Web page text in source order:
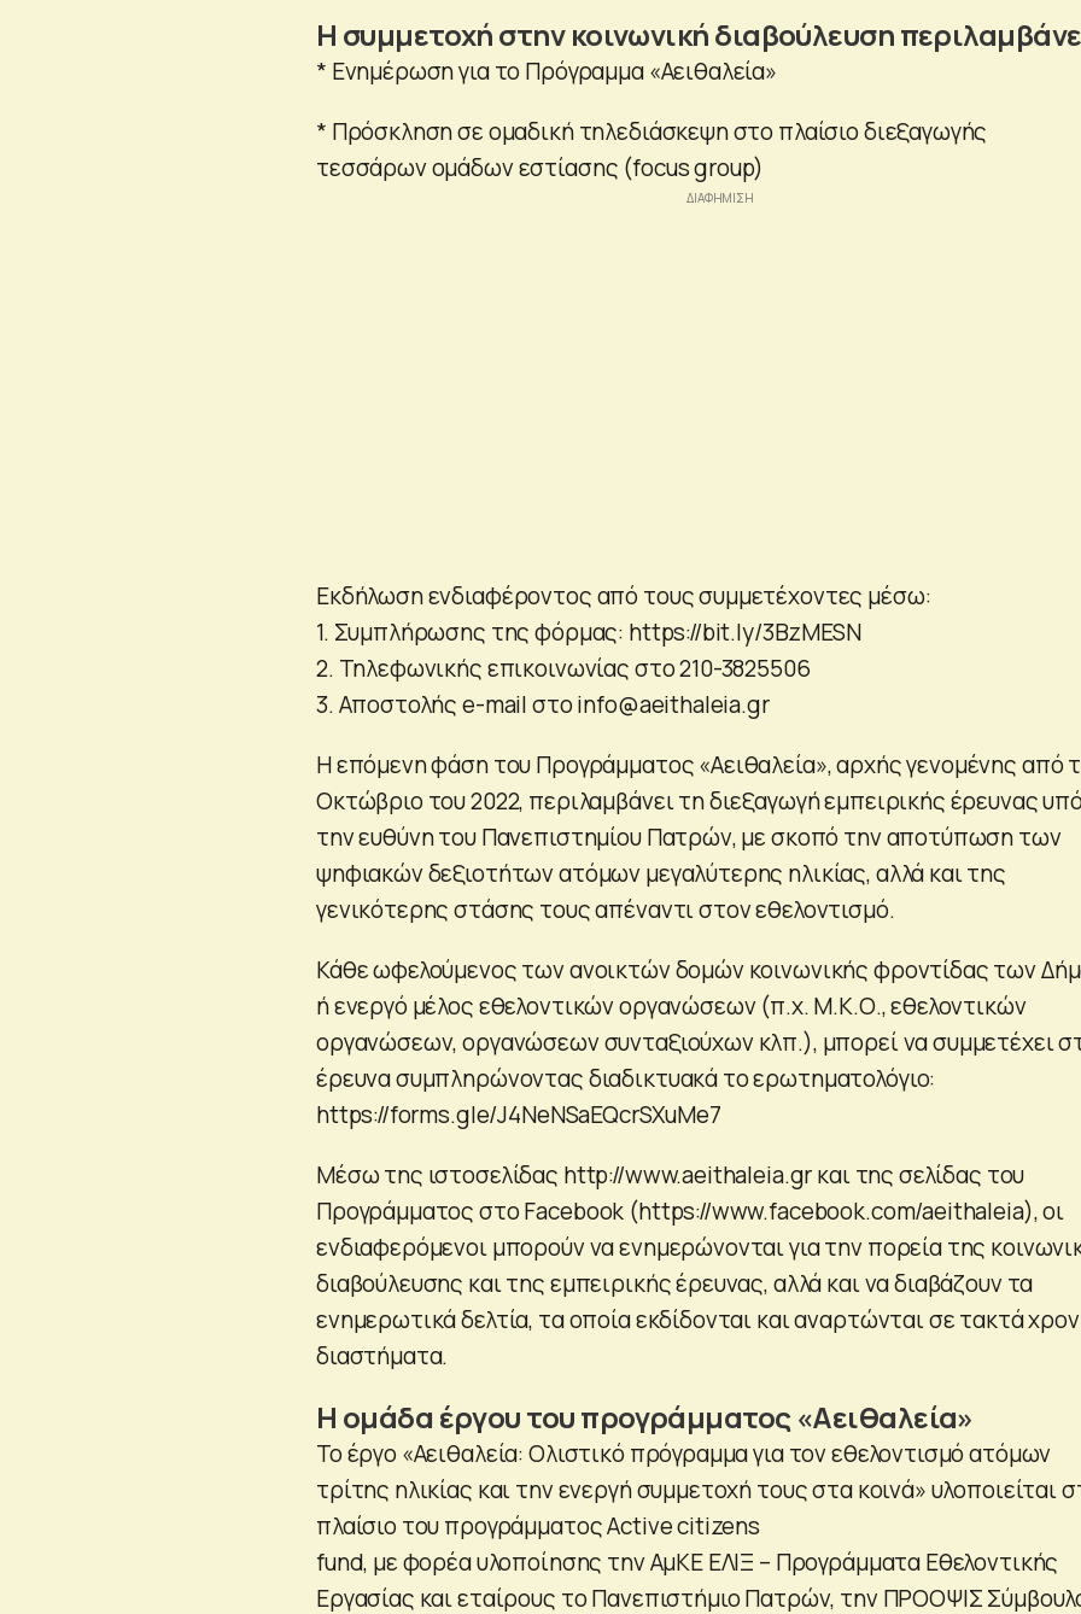
Η συμμετοχή στην κοινωνική διαβούλευση
* Ενημέρωση για το Πρόγραμμα «Αειθαλεία»
* Πρόσκληση σε ομαδική τηλεδιάσκεψη στο πλαίσιο διεξαγωγής
τεσσάρων ομάδων εστίασης (focus group)
Εκδήλωση ενδιαφέροντος από τους συμμετέχοντες μέσω:
1. Συμπλήρωσης της φόρμας: https://bit.ly/3BzMESN
2. Τηλεφωνικής επικοινωνίας στο 210-3825506
3. Αποστολής e-mail στοinfo@aeithaleia.gr
Η επόμενη φάση του Προγράμματος «Αειθαλεία», αρχής γενομένης από
Οκτώβριο του 2022, περιλαμβάνει τη διεξαγωγή εμπειρικής έρευνας
την ευθύνη του Πανεπιστημίου Πατρών, με σκοπό την αποτύπωση των
ψηφιακών δεξιοτήτων ατόμων μεγαλύτερης ηλικίας, αλλά και της
γενικότερης στάσης τους απέναντι στον εθελοντισμό.
Κάθε ωφελούμενος των ανοικτών δομών κοινωνικής φροντίδας των
ή ενεργό μέλος εθελοντικών οργανώσεων (π.χ. Μ.Κ.Ο., εθελοντικών
οργανώσεων, οργανώσεων συνταξιούχων κλπ.), μπορεί να συμμετέχει
έρευνα συμπληρώνοντας διαδικτυακά το ερωτηματολόγιο:
https://forms.gle/J4NeNSaEQcrSXuMe7
Μέσω της ιστοσελίδας http://www.aeithaleia.gr και της σελίδας του
Προγράμματος στο Facebook (https://www.facebook.com/aeithaleia), οι
ενδιαφερόμενοι μπορούν να ενημερώνονται για την πορεία της
διαβούλευσης και της εμπειρικής έρευνας, αλλά και να διαβάζουν τα
ενημερωτικά δελτία, τα οποία εκδίδονται και αναρτώνται σε τακτά
διαστήματα.
Η ομάδα έργου του προγράμματος «Αειθαλεία»
Το έργο «Αειθαλεία: Ολιστικό πρόγραμμα για τον εθελοντισμό ατόμων
τρίτης ηλικίας και την ενεργή συμμετοχή τους στα κοινά» υλοποιείται
πλαίσιο του προγράμματος Active citizens
fund, με φορέα υλοποίησης την AμKE ΕΛΙΞ – Προγράμματα Εθελοντικής
Εργασίας και εταίρους το Πανεπιστήμιο Πατρών, την ΠΡΟΟΨΙΣ